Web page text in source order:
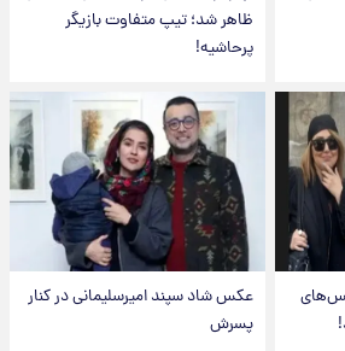
ظاهر شد؛ تیپ متفاوت بازیگر
پرحاشیه!
عکس شاد سپند امیرسلیمانی در کنار
پسرش